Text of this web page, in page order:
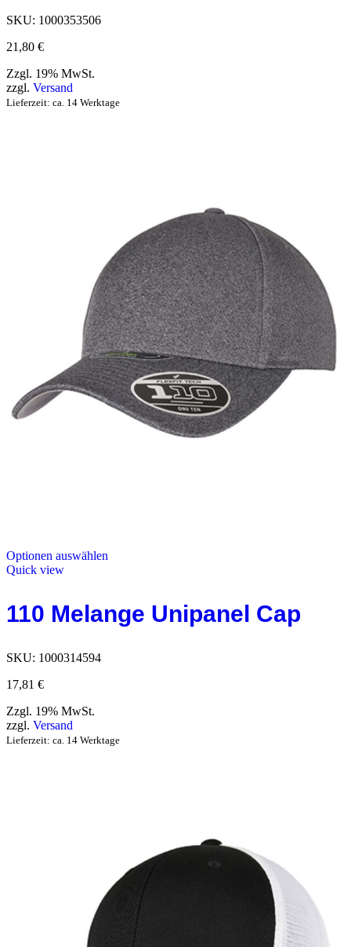
SKU: 1000353506
21,80 €
Zzgl. 19% MwSt.
zzgl. Versand
Lieferzeit: ca. 14 Werktage
Optionen auswählen
Quick view
110 Melange Unipanel Cap
SKU: 1000314594
17,81 €
Zzgl. 19% MwSt.
zzgl. Versand
Lieferzeit: ca. 14 Werktage